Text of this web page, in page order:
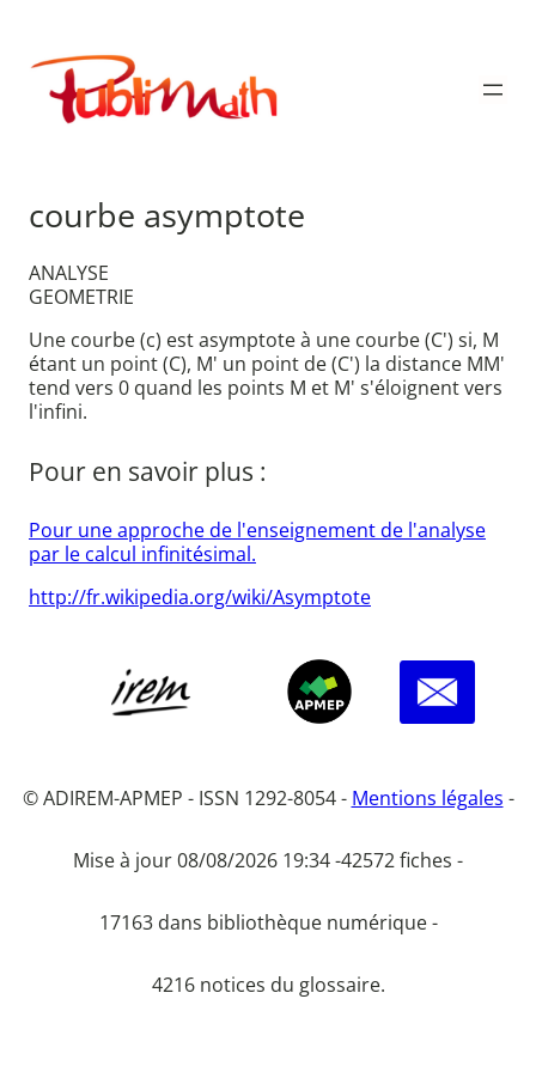
contenu
Publimath
courbe asymptote
ANALYSE
GEOMETRIE
Une courbe (c) est asymptote à une courbe (C') si, M
étant un point (C), M' un point de (C') la distance MM'
tend vers 0 quand les points M et M' s'éloignent vers
l'infini.
Pour en savoir plus :
Pour une approche de l'enseignement de l'analyse
par le calcul infinitésimal.
http://fr.wikipedia.org/wiki/Asymptote
© ADIREM-APMEP - ISSN 1292-8054 - Mentions légales -
Mise à jour 08/08/2026 19:34 -42572 fiches -
17163 dans bibliothèque numérique -
4216 notices du glossaire.